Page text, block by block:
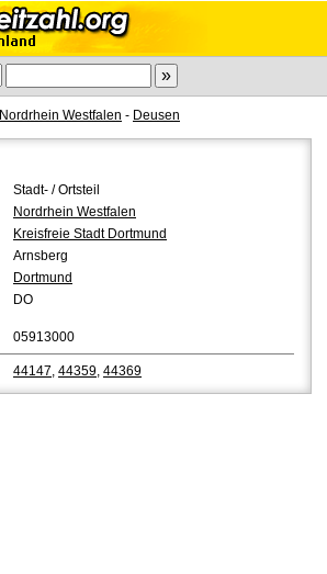
Nordrhein Westfalen - Deusen
Stadt- / Ortsteil
Nordrhein Westfalen
Kreisfreie Stadt Dortmund
Arnsberg
Dortmund
DO
05913000
44147, 44359, 44369